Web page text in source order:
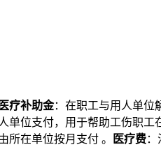
疗补助金：在职工与用人单位
位支付，用于帮助工伤职工
在单位按月支付 。
医疗费